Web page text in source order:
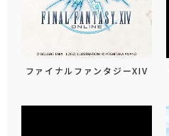
ファイナルファンタジーXIV